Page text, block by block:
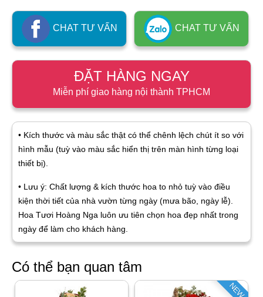
CHAT TƯ VẤN CHAT TƯ VẤN
ĐẶT HÀNG NGAY
Miễn phí giao hàng nội thành TPHCM
• Kích thước và màu sắc thật có thể chênh lệch chút ít so với
hình mẫu (tuỳ vào màu sắc hiển thị trên màn hình từng loại
thiết bị).
• Lưu ý: Chất lượng & kích thước hoa to nhỏ tuỳ vào điều
kiện thời tiết của nhà vườn từng ngày (mưa bão, ngày lễ).
Hoa Tươi Hoàng Nga luôn ưu tiên chọn hoa đẹp nhất trong
ngày để làm cho khách hàng.
Có thể bạn quan tâm
NEW